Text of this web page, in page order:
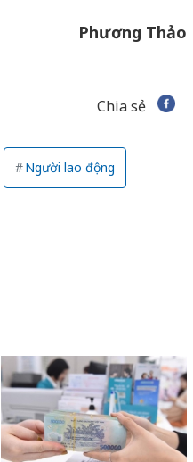
Phương Thảo
Chia sẻ
Người lao động